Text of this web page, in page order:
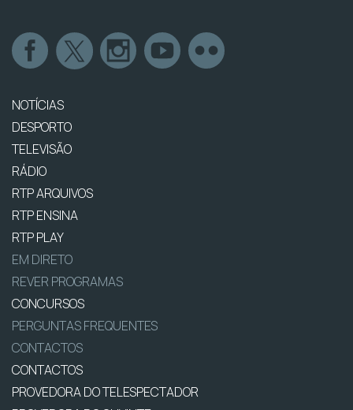
NOTÍCIAS
DESPORTO
TELEVISÃO
RÁDIO
RTP ARQUIVOS
RTP ENSINA
RTP PLAY
EM DIRETO
REVER PROGRAMAS
CONCURSOS
PERGUNTAS FREQUENTES
CONTACTOS
CONTACTOS
PROVEDORA DO TELESPECTADOR